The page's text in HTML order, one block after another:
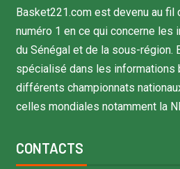
Basket221.com est devenu au fil
numéro 1 en ce qui concerne les
du Sénégal et de la sous-région.
spécialisé dans les informations
différents championnats
celles mondiales notamment la
CONTACTS